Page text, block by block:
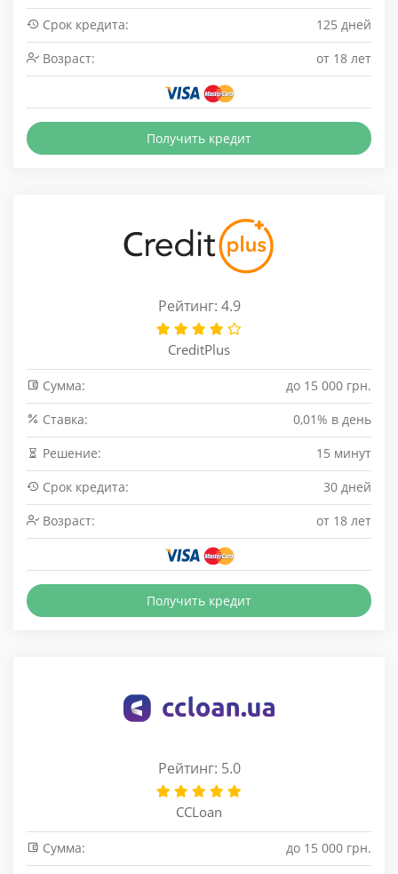
Срок кредита:
125 дней
Возраст:
от 18 лет
Получить кредит
Рейтинг: 4.9
CreditPlus
Сумма:
до 15 000 грн.
Cтавка:
0,01% в день
Решение:
15 минут
Срок кредита:
30 дней
Возраст:
от 18 лет
Получить кредит
Рейтинг: 5.0
CCLoan
Сумма:
до 15 000 грн.